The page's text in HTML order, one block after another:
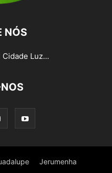
NÓS
Luz...
Jerumenha